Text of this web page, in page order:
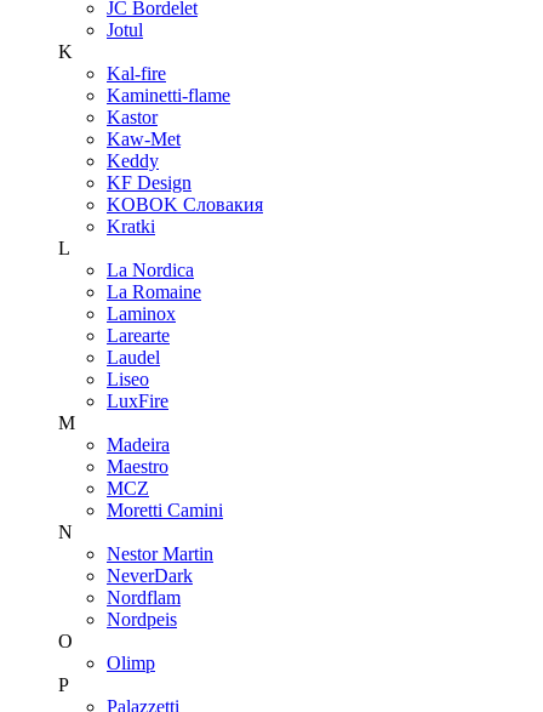
JC Bordelet
Jotul
K
Kal-fire
Kaminetti-flame
Kastor
Kaw-Met
Keddy
KF Design
KOBOK Словакия
Kratki
L
La Nordica
La Romaine
Laminox
Larearte
Laudel
Liseo
LuxFire
M
Madeira
Maestro
MCZ
Moretti Camini
N
Nestor Martin
NeverDark
Nordflam
Nordpeis
O
Olimp
P
Palazzetti